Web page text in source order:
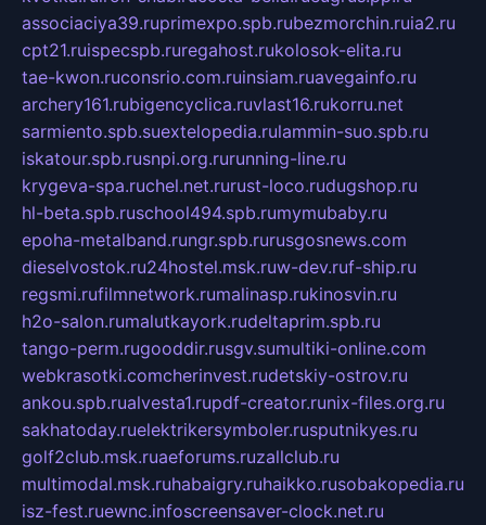
associaciya39.ruprimexpo.spb.rubezmorchin.ruia2.ru
cpt21.ruispecspb.ruregahost.rukolosok-elita.ru
tae-kwon.ruconsrio.com.ruinsiam.ruavegainfo.ru
archery161.rubigencyclica.ruvlast16.rukorru.net
sarmiento.spb.suextelopedia.rulammin-suo.spb.ru
iskatour.spb.rusnpi.org.rurunning-line.ru
krygeva-spa.ruchel.net.rurust-loco.rudugshop.ru
hl-beta.spb.ruschool494.spb.rumymubaby.ru
epoha-metalband.rungr.spb.rurusgosnews.com
dieselvostok.ru24hostel.msk.ruw-dev.ruf-ship.ru
regsmi.rufilmnetwork.rumalinasp.rukinosvin.ru
h2o-salon.rumalutkayork.rudeltaprim.spb.ru
tango-perm.rugooddir.rusgv.sumultiki-online.com
webkrasotki.comcherinvest.rudetskiy-ostrov.ru
ankou.spb.rualvesta1.rupdf-creator.runix-files.org.ru
sakhatoday.ruelektrikersymboler.rusputnikyes.ru
golf2club.msk.ruaeforums.ruzallclub.ru
multimodal.msk.ruhabaigry.ruhaikko.rusobakopedia.ru
isz-fest.ruewnc.infoscreensaver-clock.net.ru